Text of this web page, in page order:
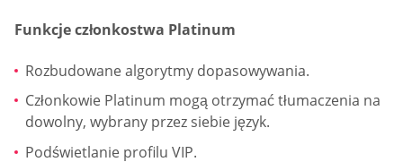
Funkcje członkostwa Platinum
Rozbudowane algorytmy dopasowywania.
Członkowie Platinum mogą otrzymać tłumaczenia na
dowolny, wybrany przez siebie język.
Podświetlanie profilu VIP.